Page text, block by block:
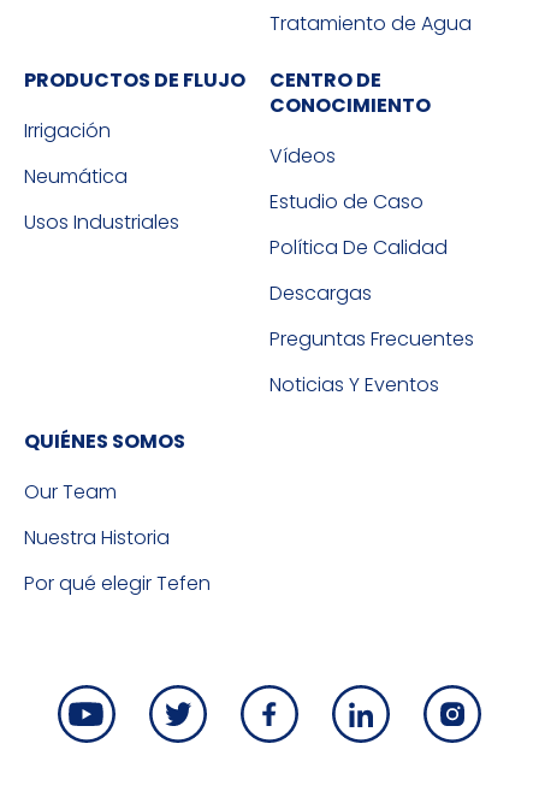
Tratamiento de Agua
PRODUCTOS DE FLUJO
Irrigación
Neumática
Usos Industriales
CENTRO DE
CONOCIMIENTO
Vídeos
Estudio de Caso
Política De Calidad
Descargas
Preguntas Frecuentes
Noticias Y Eventos
QUIÉNES SOMOS
Our Team
Nuestra Historia
Por qué elegir Tefen